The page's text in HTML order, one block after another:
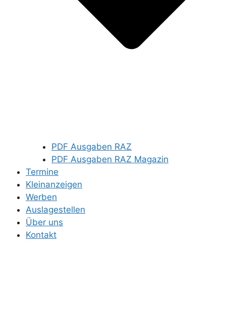
PDF Ausgaben RAZ
PDF Ausgaben RAZ Magazin
Termine
Kleinanzeigen
Werben
Auslagestellen
Über uns
Kontakt